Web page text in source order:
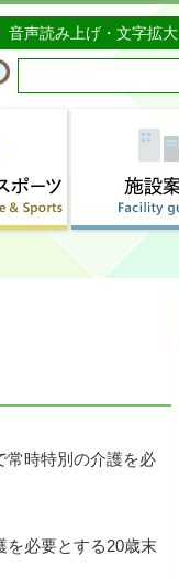
音声読み上げ・文字拡大
常時特別の介護を必
を必要とする20歳末